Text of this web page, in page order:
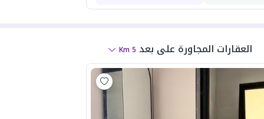
العقارات المجاورة على بعد 5
Km